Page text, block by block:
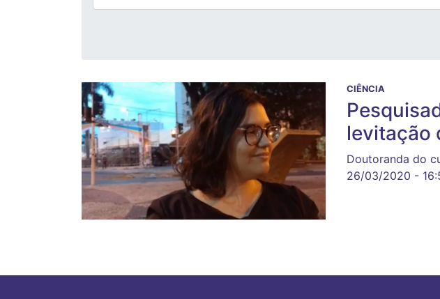
CIÊNCIA
levitação
Doutoranda do
26/03/2020 -